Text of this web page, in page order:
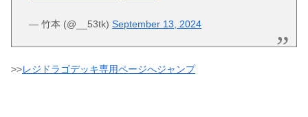
— 竹本 (@__53tk)September 13, 2024
>>レジドラゴデッキ専用ページへジャンプ